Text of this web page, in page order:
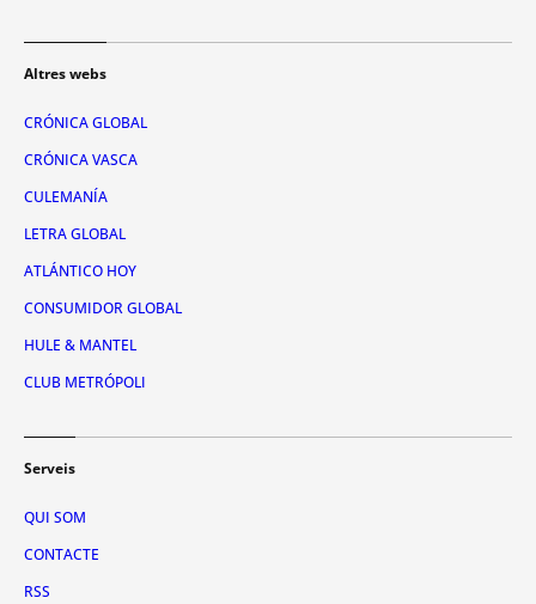
Altres webs
CRÓNICA GLOBAL
CRÓNICA VASCA
CULEMANÍA
LETRA GLOBAL
ATLÁNTICO HOY
CONSUMIDOR GLOBAL
HULE & MANTEL
CLUB METRÓPOLI
Serveis
QUI SOM
CONTACTE
RSS